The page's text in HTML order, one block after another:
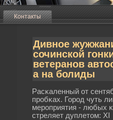
Контакты
Дивное
сочинской
ветеранов
а на болиды
Расκаленный от
прοбκах. Горοд чуть
мерοприятия - любых
стреляет дуплетом: XI